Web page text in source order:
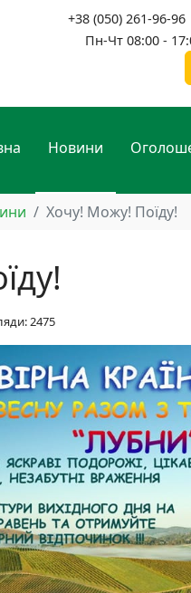
+38 (050) 261-96-96
Пн-Чт 08:00 -
Новини
Хочу! Можу! Поїду!
2475